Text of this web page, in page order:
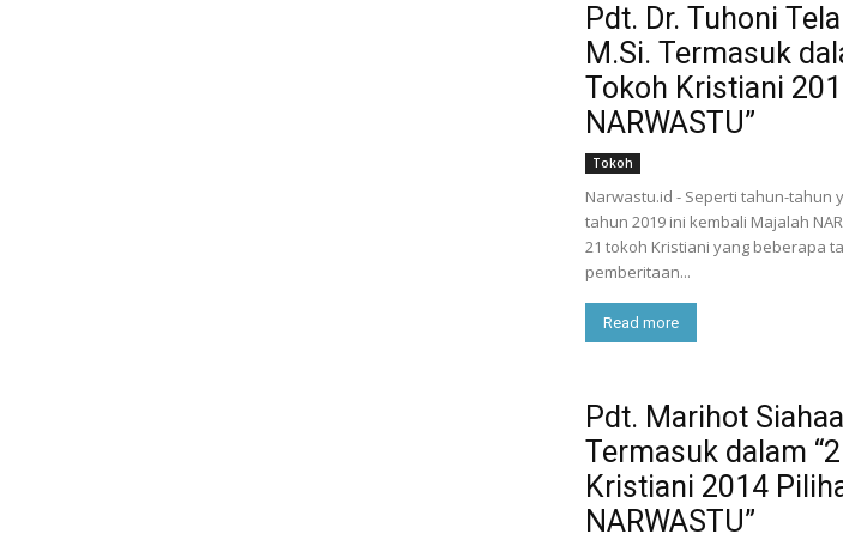
Pdt. Dr. Tuhoni
M.Si. Termasuk
Tokoh Kristiani
NARWASTU”
Tokoh
Narwastu.id - Seperti tahun-tahun
tahun 2019 ini kembali Majalah
21 tokoh Kristiani yang beberapa
pemberitaan...
Read more
Pdt. Marihot
Termasuk dalam
Kristiani 2014
NARWASTU”